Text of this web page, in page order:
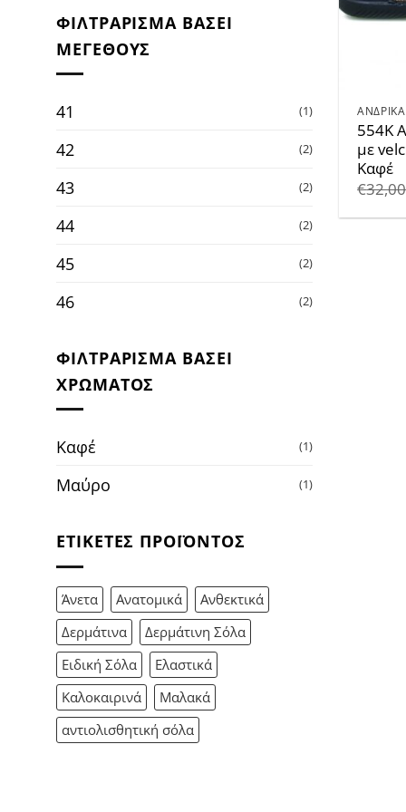
ΦΙΛΤΡΆΡΙΣΜΑ ΒΆΣΕΙ
ΜΕΓΈΘΟΥΣ
41 (1)
42 (2)
43 (2)
44 (2)
45 (2)
46 (2)
ΦΙΛΤΡΆΡΙΣΜΑ ΒΆΣΕΙ
ΧΡΏΜΑΤΟΣ
Καφέ (1)
Μαύρο (1)
ΕΤΙΚΈΤΕΣ ΠΡΟΪΌΝΤΟΣ
Άνετα Ανατομικά
Ανθεκτικά
Δερμάτινα
Δερμάτινη Σόλα
Ειδική Σόλα
Ελαστικά
Καλοκαιρινά
Μαλακά
αντιολισθητική σόλα
554K
με
Καφέ
€32,00